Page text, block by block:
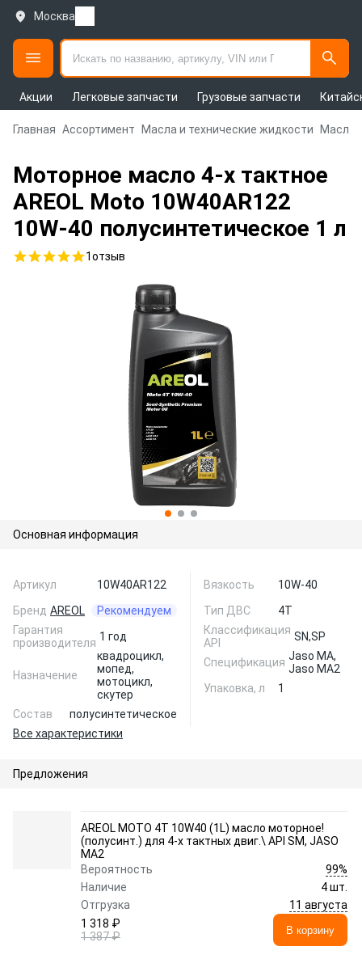
Москва
Акции Легковые запчасти Грузовые запчасти
Главная Ассортимент Масла и технические жидкости Масла
Моторное масло 4-х тактное
AREOL Moto 10W40AR122
10W-40 полусинтетическое 1 л
1отзыв
Основная информация
Артикул
10W40AR122
Бренд AREOL
Рекомендуем
Гарантия
производителя 1 год
Назначение
квадроцикл,
мопед,
мотоцикл,
скутер
Состав
полусинтетическое
Вязкость
10W-40
Тип ДВС
4T
Классификация
API
SN,SP
Спецификация Jaso MA,
Jaso MA2
Упаковка, л
1
Все характеристики
Предложения
AREOL MOTO 4T 10W40 (1L) масло моторное!
(полусинт.) для 4-х тактных двиг.\ API SM, JASO
MA2
Вероятность
99%
Наличие
4 шт.
Отгрузка
11 августа
1 318 ₽
1 387 ₽
В корзину